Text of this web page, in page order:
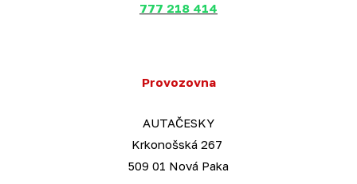
777 218 414
Provozovna
AUTAČESKY
Krkonošská 267
509 01 Nová Paka